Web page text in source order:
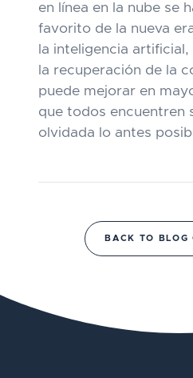
en línea en la nube se
favorito de la nueva
la inteligencia
la recuperación de la
puede mejorar en
que todos encuentren
olvidada lo antes
BACK TO BLOG